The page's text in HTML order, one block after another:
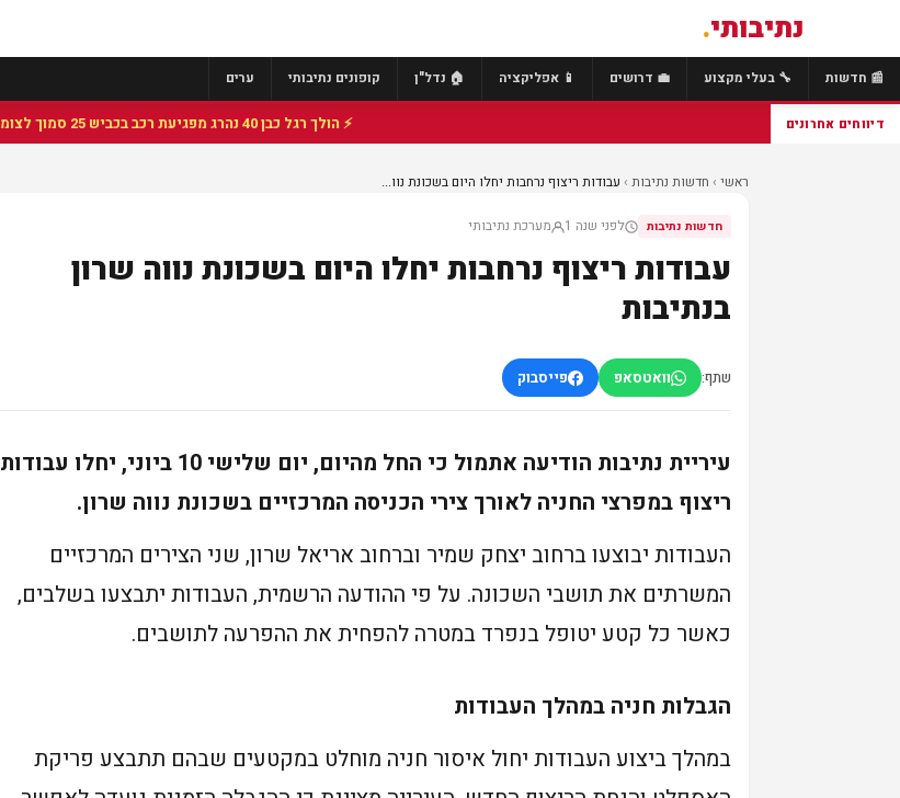
נתיבותי.
📰 חדשות 🔧 בעלי מקצוע 💼 דרושים 📱 אפליקציה 🏠 נדל"ן קופונים נתיבותי ערים
דיווחים אחרונים ⚡ הולך רגל כבן 40 נהרג מפגיעת רכב בכביש 25 סמוך לצומת הנשיא, מתנדבי זק"א פועלו בזירה
ראשי › חדשות נתיבות › עבודות ריצוף נרחבות יחלו היום בשכונת נוו...
חדשות נתיבות לפני שנה 1 מערכת נתיבותי
עבודות ריצוף נרחבות יחלו היום בשכונת נווה שרון
בנתיבות
שתף: וואטסאפ פייסבוק
עיריית נתיבות הודיעה אתמול כי החל מהיום, יום שלישי 10 ביוני, יחלו עבודות
ריצוף במפרצי החניה לאורך צירי הכניסה המרכזיים בשכונת נווה שרון.
העבודות יבוצעו ברחוב יצחק שמיר וברחוב אריאל שרון, שני הצירים המרכזיים
המשרתים את תושבי השכונה. על פי ההודעה הרשמית, העבודות יתבצעו בשלבים,
כאשר כל קטע יטופל בנפרד במטרה להפחית את ההפרעה לתושבים.
הגבלות חניה במהלך העבודות
במהלך ביצוע העבודות יחול איסור חניה מוחלט במקטעים שבהם תתבצע פריקת